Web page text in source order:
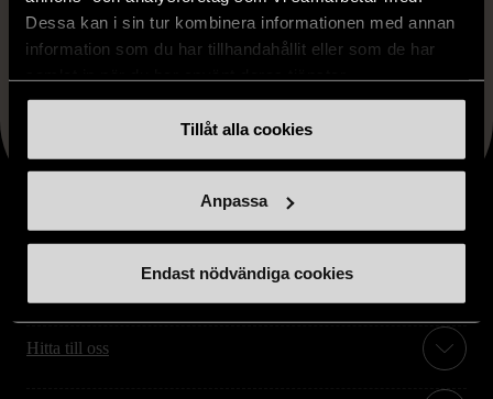
Dessa kan i sin tur kombinera informationen med annan
information som du har tillhandahållit eller som de har
Tillåt alla cookies
Anpassa
Endast nödvändiga cookies
Dela artikeln X
Hitta till oss